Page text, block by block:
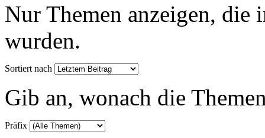
Nur Themen anzeigen, die
wurden.
Sortiert nach
Gib an, wonach die
Präfix